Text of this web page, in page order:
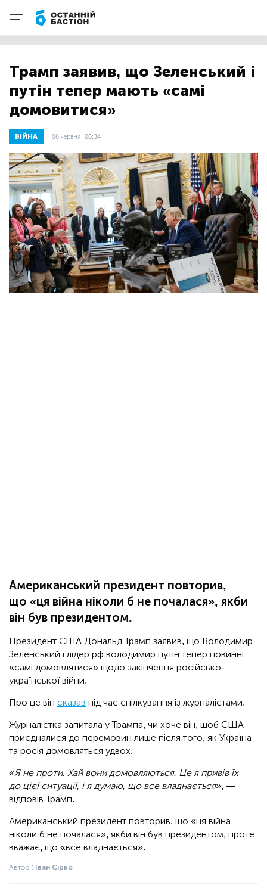
Трамп заявив, що Зеленський і
путін тепер мають «самі
домовитися»
ВІЙНА 06 червня, 06:34
Американський президент повторив,
що «ця війна ніколи б не почалася», якби
він був президентом.
Президент США Дональд Трамп заявив, що Володимир
Зеленський і лідер рф володимир путін тепер повинні
«самі домовлятися» щодо закінчення російсько-
української війни.
Про це він сказав під час спілкування із журналістами.
Журналістка запитала у Трампа, чи хоче він, щоб США
приєдналися до перемовин лише після того, як Україна
та росія домовляться удвох.
«Я не проти. Хай вони домовляються. Це я привів їх
до цієї ситуації, і я думаю, що все владнається», —
відповів Трамп.
Американський президент повторив, що «ця війна
ніколи б не почалася», якби він був президентом, проте
вважає, що «все владнається».
Автор : Іван Сірко